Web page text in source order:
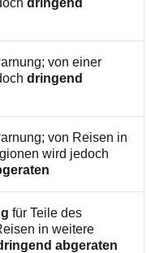
dringend
von einer
dringend
von Reisen in
wird jedoch
für Teile des
in weitere
abgeraten